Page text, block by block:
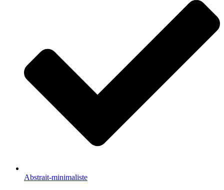
Abstrait-minimaliste